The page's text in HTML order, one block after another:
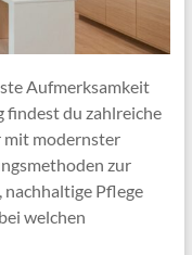
Aufmerksamkeit
findest du zahlreiche
mit modernster
zur
nachhaltige Pflege
welchen